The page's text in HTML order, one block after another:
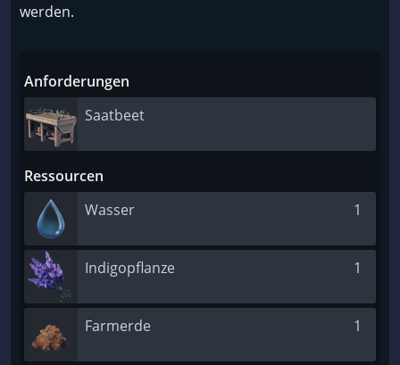
werden.
Anforderungen
Saatbeet
Ressourcen
Wasser
1
Indigopflanze 1
Farmerde 1